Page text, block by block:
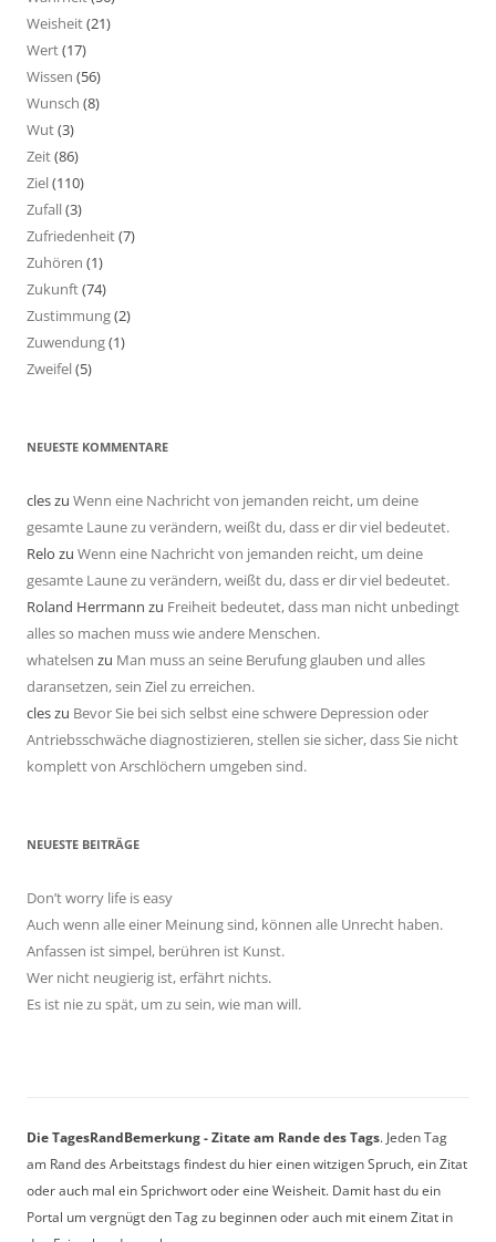
Weisheit(21)
Wert(17)
Wissen (56)
Wunsch (8)
Wut(3)
Zeit(86)
Ziel(110)
Zufall(3)
Zufriedenheit(7)
Zuhören (1)
Zukunft(74)
Zustimmung(2)
Zuwendung(1)
Zweifel(5)
NEUESTE KOMMENTARE
cleszu Wenn eine Nachricht von jemanden reicht, um deine
gesamte Laune zu verändern, weißt du, dass er dir viel bedeutet.
Relo zu Wenn eine Nachricht von jemanden reicht, um deine
gesamte Laune zu verändern, weißt du, dass er dir viel bedeutet.
Roland Herrmann zu Freiheit bedeutet, dass man nicht unbedingt
alles so machen muss wie andere Menschen.
whatelsen zu Man muss an seine Berufung glauben und alles
daransetzen, sein Ziel zu erreichen.
cleszu Bevor Sie bei sich selbst eine schwere Depression oder
Antriebsschwäche diagnostizieren, stellen sie sicher, dass Sie nicht
komplett von Arschlöchern umgeben sind.
NEUESTE BEITRÄGE
Don’t worry life is easy
Auch wenn alle einer Meinung sind, können alle Unrecht haben.
Anfassen ist simpel, berühren ist Kunst.
Wer nicht neugierig ist, erfährt nichts.
Es ist nie zu spät, um zu sein, wie man will.
Die TagesRandBemerkung - Zitate am Rande des Tags. Jeden Tag
am Rand des Arbeitstags findest du hier einen witzigen Spruch, ein Zitat
oder auch mal ein Sprichwort oder eine Weisheit. Damit hast du ein
Portal um vergnügt den Tag zu beginnen oder auch mit einem Zitat in